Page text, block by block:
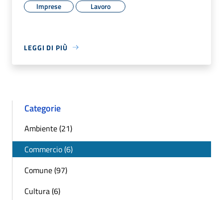
Imprese
Lavoro
LEGGI DI PIÙ
Categorie
Ambiente (21)
Commercio (6)
Comune (97)
Cultura (6)